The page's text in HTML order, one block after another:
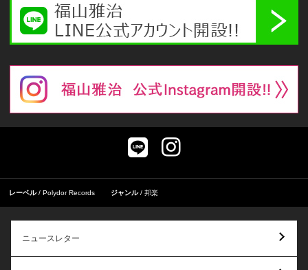
レーベル Polydor Records ジャンル 邦楽
ニュースレター